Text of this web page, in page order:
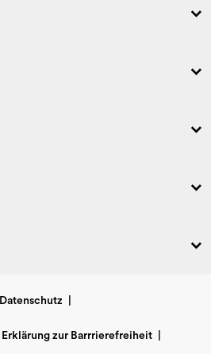
Datenschutz
Erklärung zur Barrrierefreiheit